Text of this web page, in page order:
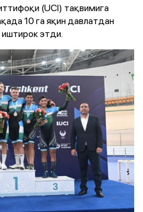
(UCI) тақвимига
10 га яқин давлатдан
этди.